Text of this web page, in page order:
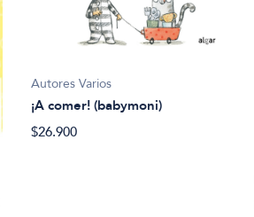
Autores Varios
¡A comer! (babymoni)
$26.900